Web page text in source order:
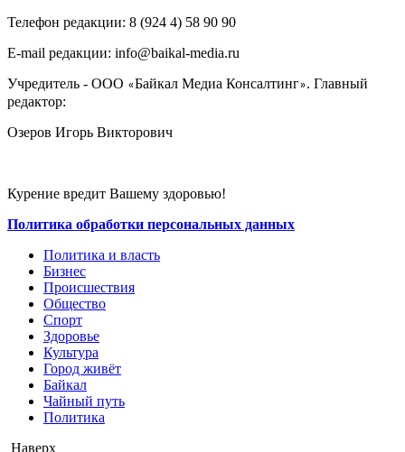
Телефон редакции: ‎‎8 (924 4) 58 90 90
E-mail редакции: info@baikal-media.ru
Учредитель - ООО «Байкал Медиа Консалтинг». Главный
редактор:
Озеров Игорь Викторович
Курение вредит Вашему здоровью!
Политика обработки персональных данных
Политика и власть
Бизнес
Происшествия
Общество
Cпорт
Здоровье
Культура
Город живёт
Байкал
Чайный путь
Политика
Наверх